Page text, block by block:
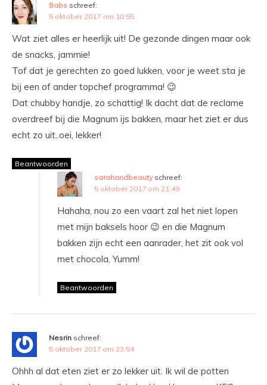
Babs schreef:
5 oktober 2017 om 10:55
Wat ziet alles er heerlijk uit! De gezonde dingen maar ook
de snacks, jammie!
Tof dat je gerechten zo goed lukken, voor je weet sta je
bij een of ander topchef programma! 😉
Dat chubby handje, zo schattig! Ik dacht dat de reclame
overdreef bij die Magnum ijs bakken, maar het ziet er dus
echt zo uit..oei, lekker!
Beantwoorden
sarahandbeauty schreef:
5 oktober 2017 om 21:49
Hahaha, nou zo een vaart zal het niet lopen
met mijn baksels hoor 😉 en die Magnum
bakken zijn echt een aanrader, het zit ook vol
met chocola, Yumm!
Beantwoorden
Nesrin schreef:
5 oktober 2017 om 23:54
Ohhh al dat eten ziet er zo lekker uit. Ik wil de potten